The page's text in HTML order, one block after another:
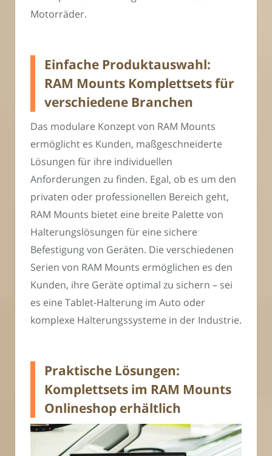
Motorräder.
Einfache Produktauswahl:
RAM Mounts Komplettsets für
verschiedene Branchen
Das modulare Konzept von RAM Mounts
ermöglicht es Kunden, maßgeschneiderte
Lösungen für ihre individuellen
Anforderungen zu finden. Egal, ob es um den
privaten oder professionellen Bereich geht,
RAM Mounts bietet eine breite Palette von
Halterungslösungen für eine sichere
Befestigung von Geräten. Die verschiedenen
Serien von RAM Mounts ermöglichen es den
Kunden, ihre Geräte optimal zu sichern – sei
es eine Tablet-Halterung im Auto oder
komplexe Halterungssysteme in der Industrie.
Praktische Lösungen:
Komplettsets im RAM Mounts
Onlineshop erhältlich